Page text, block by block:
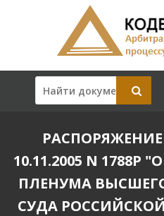
10.11.2005 N
ПЛЕНУМА
СУДА